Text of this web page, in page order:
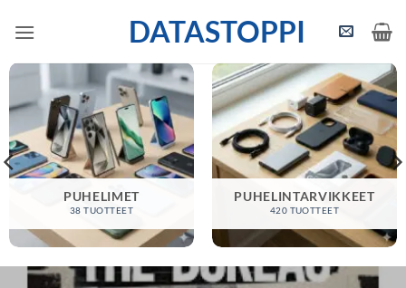
DATASTOPPI
PUHELIMET
38 TUOTTEET
PUHELINTARVIKKEET
420 TUOTTEET